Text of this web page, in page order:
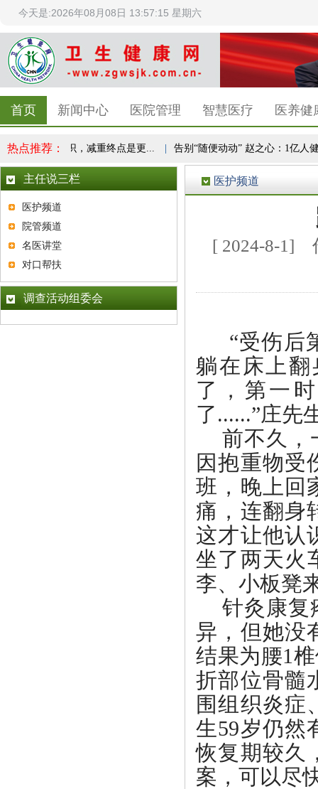
今天是:2026年08月08日 13:57:15 星期六
首页 新闻中心 医院管理 智慧医疗 医养健
热点推荐：
全民健康共识，减重终点是更... 告别“随便动动” 赵之心：1亿人健
医护频道
[ 2024-8-1]
“受伤后
躺在床上
了，第一
了......”庄先
前不久，
因抱重物受
班，晚上回
痛，连翻身
这才让他认
坐了两天火
李、小板凳
针灸康复
异，但她没
结果为腰1
折部位骨髓
围组织炎症
生59岁仍然
恢复期较久
案，可以尽
主任说三栏
医护频道
院管频道
名医讲堂
对口帮扶
调查活动组委会